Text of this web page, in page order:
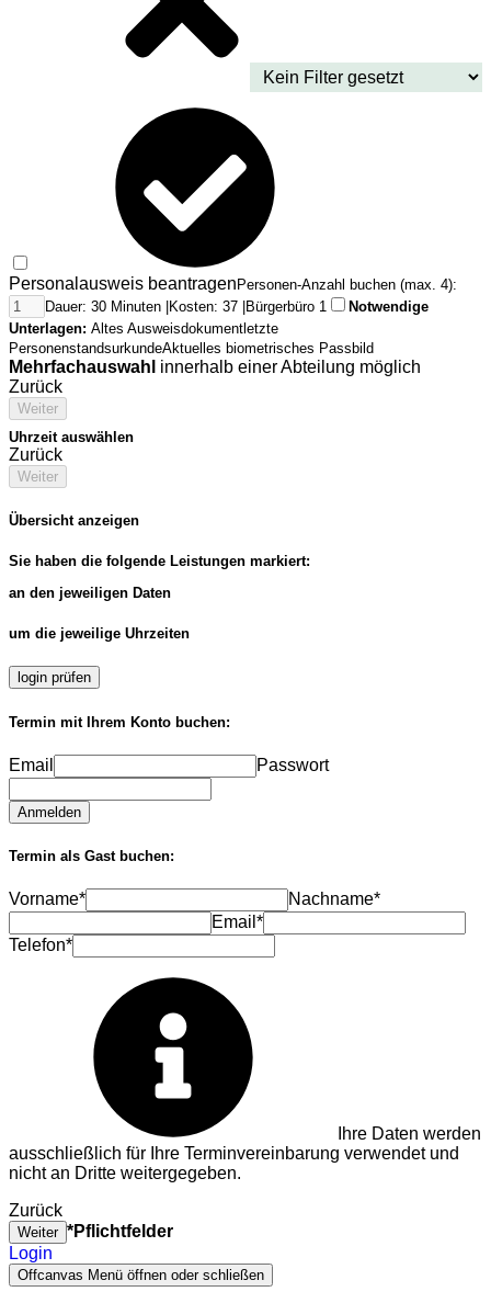
Personalausweis beantragenPersonen-Anzahl buchen (max. 4):
Dauer: 30 Minuten |Kosten: 37 |Bürgerbüro 1
Notwendige
Unterlagen: Altes Ausweisdokumentletzte
PersonenstandsurkundeAktuelles biometrisches Passbild
Mehrfachauswahl innerhalb einer Abteilung möglich
Zurück
Weiter
Uhrzeit auswählen
Zurück
Weiter
Übersicht anzeigen
Sie haben die folgende Leistungen markiert:
an den jeweiligen Daten
um die jeweilige Uhrzeiten
login prüfen
Termin mit Ihrem Konto buchen:
Email Passwort
Anmelden
Termin als Gast buchen:
Vorname*
Nachname*
Email*
Telefon*
Ihre Daten werden
ausschließlich für Ihre Terminvereinbarung verwendet und
nicht an Dritte weitergegeben.
Zurück
Weiter *Pflichtfelder
Login
Offcanvas Menü öffnen oder schließen